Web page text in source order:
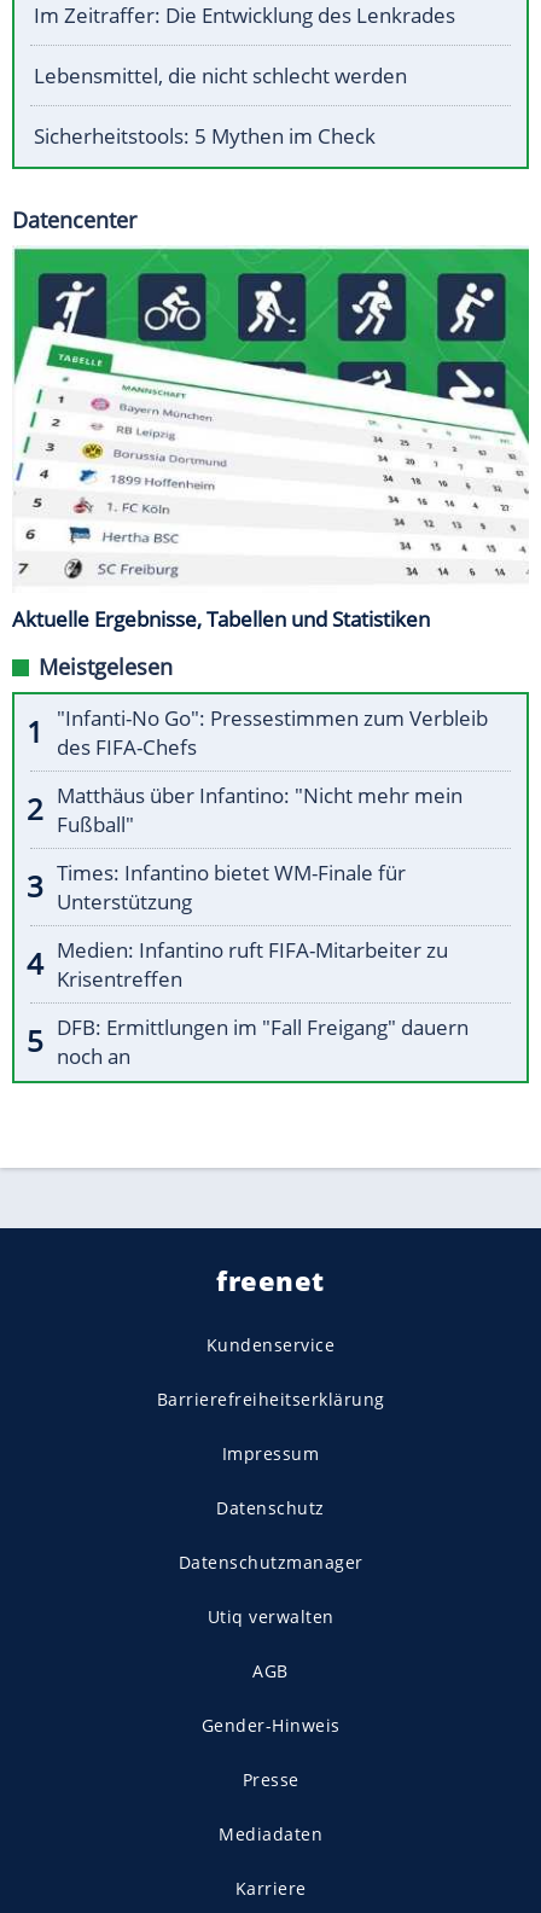
Im Zeitraffer: Die Entwicklung des Lenkrades
Lebensmittel, die nicht schlecht werden
Sicherheitstools: 5 Mythen im Check
Datencenter
Aktuelle Ergebnisse, Tabellen und Statistiken
Meistgelesen
"Infanti-No Go": Pressestimmen zum Verbleib
des FIFA-Chefs
Matthäus über Infantino: "Nicht mehr mein
Fußball"
Times: Infantino bietet WM-Finale für
Unterstützung
Medien: Infantino ruft FIFA-Mitarbeiter zu
Krisentreffen
DFB: Ermittlungen im "Fall Freigang" dauern
noch an
freenet
Kundenservice
Barrierefreiheitserklärung
Impressum
Datenschutz
Datenschutzmanager
Utiq verwalten
AGB
Gender-Hinweis
Presse
Mediadaten
Karriere